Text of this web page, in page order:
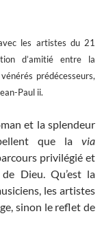
les artistes du 21
d’amitié entre la
prédécesseurs,
Paul ii.
et la splendeur
que la via
privilégié et
Dieu. Qu’est la
les artistes
sinon le reflet de